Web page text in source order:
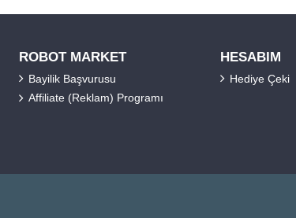
ROBOT MARKET
Bayilik Başvurusu
Affiliate (Reklam) Programı
HESABIM
Hediye Çeki